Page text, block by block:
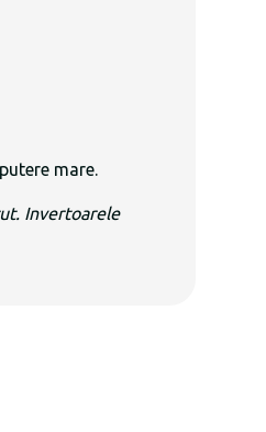
mare.
Invertoarele